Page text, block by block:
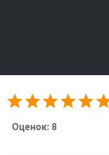
Оценок: 8